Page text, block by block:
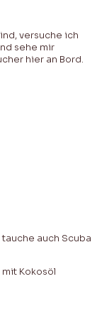
versuche ich
sehe mir
hier an Bord.
auch Scuba
Kokosöl